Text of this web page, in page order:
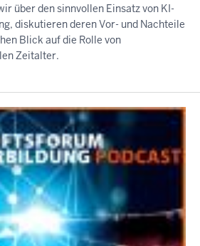
über den sinnvollen Einsatz von KI-
diskutieren deren Vor- und Nachteile
Blick auf die Rolle von
Zeitalter.